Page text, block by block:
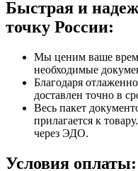
Быстрая и
точку России:
Мы ценим ваше
необходимые
Благодаря
доставлен точно в
Весь пакет
прилагается к
через ЭДО.
Условия оплаты: